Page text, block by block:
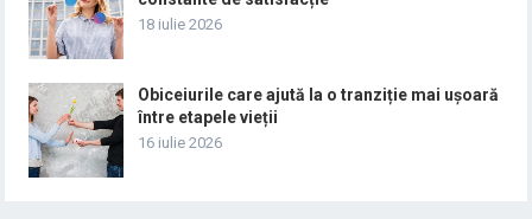
18 iulie 2026
Obiceiurile care ajută la o tranziție mai ușoară
între etapele vieții
16 iulie 2026